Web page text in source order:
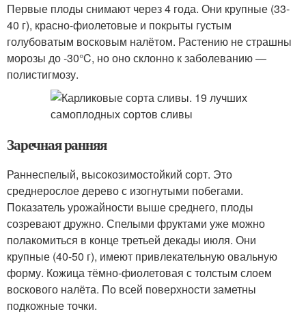
Первые плоды снимают через 4 года. Они крупные (33-
40 г), красно-фиолетовые и покрыты густым
голубоватым восковым налётом. Растению не страшны
морозы до -30°C, но оно склонно к заболеванию —
полистигмозу.
Заречная ранняя
Раннеспелый, высокозимостойкий сорт. Это
среднерослое дерево с изогнутыми побегами.
Показатель урожайности выше среднего, плоды
созревают дружно. Спелыми фруктами уже можно
полакомиться в конце третьей декады июля. Они
крупные (40-50 г), имеют привлекательную овальную
форму. Кожица тёмно-фиолетовая с толстым слоем
воскового налёта. По всей поверхности заметны
подкожные точки.